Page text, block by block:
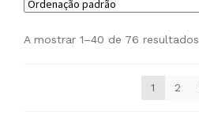
A mostrar 1–40 de 76 resultados
1 2